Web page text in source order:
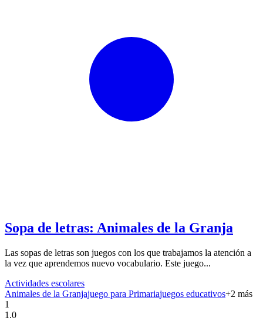
Sopa de letras: Animales de la Granja
Las sopas de letras son juegos con los que trabajamos la atención a
la vez que aprendemos nuevo vocabulario. Este juego...
Actividades escolares
Animales de la Granjajuego para Primariajuegos educativos+2 más
1
1.0